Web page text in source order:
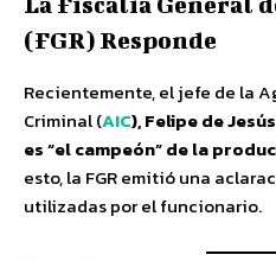
(FGR) Responde
Recientemente, el jefe de la
Criminal (AIC), Felipe de
es “el campeón” de la
esto, la FGR emitió una
utilizadas por el funcionario.